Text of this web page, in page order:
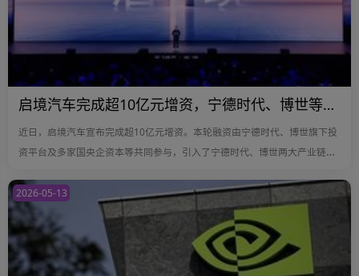
启境汽车完成超10亿元增资，宁德时代、博世等产业资本入局
近日，启境汽车宣布完成超10亿元增资。本轮融资由宁德时代、博世旗下投
资平台及多家国央企资本等共同参与，引入了宁德时代、博世两大产业链巨
2026-05-13